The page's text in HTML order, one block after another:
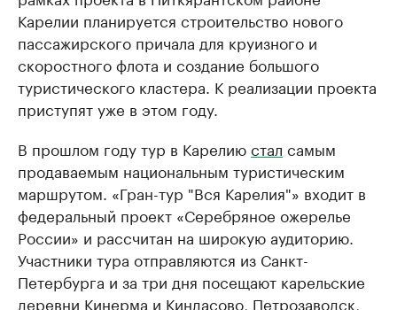
Карелии планируется строительство нового
пассажирского причала для круизного и
скоростного флота и создание большого
туристического кластера. К реализации проекта
приступят уже в этом году.
В прошлом году тур в Карелиюстал самым
продаваемым национальным туристическим
маршрутом. «Гран-тур "Вся Карелия"» входит в
федеральный проект «Серебряное ожерелье
России» и рассчитан на широкую аудиторию.
Участники тура отправляются из Санкт-
Петербурга и за три дня посещают карельские
деревни Кинерма и Киндасово, Петрозаводск,